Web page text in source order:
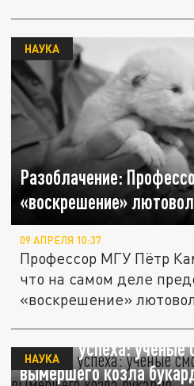
Разоблачение:
«воскрешение»
НАУКА
09 АПРЕЛЯ 10:37
Профессор МГУ Пётр
что на самом деле
«воскрешение»
7 минут успеха: ученые
вымершего козла
НАУКА